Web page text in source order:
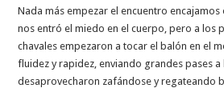
Nada más empezar el encuentro
nos entró el miedo en el cuerpo, pero a los
chavales empezaron a tocar el balón en el
fluidez y rapidez, enviando grandes pases
desaprovecharon zafándose y regateando